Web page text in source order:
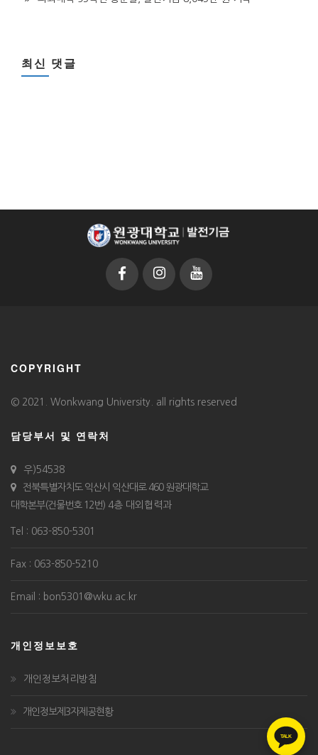
최신 댓글
COPYRIGHT
© 2021. Wonkwang University. all rights reserved
담당부서 및 연락처
우)54538
전북특별자치도 익산시 익산대로 460 원광대학교
대학본부(건물번호 12번) 4층 대외협력과
Tel : 063-850-5301
Fax : 063-850-5210
Email : bon5301@wku.ac.kr
개인정보보호
개인정보처리방침
개인정보제3자제공현황
TALK